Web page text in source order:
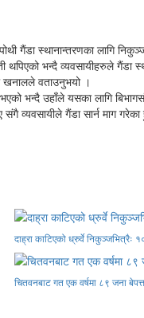
गैंडा स्थानान्तरणका लागि
भन्दै व्यवसायीहरुले गैंडा
खनालले वताउनुभयो ।
भन्दै उहाँले यसका लागि
व्यवसायीले गैंडा सार्न माग
दाह्रा काटिएको ध्रुर्वे
चितवनबाट गत एक वर्षमा ८९ जना